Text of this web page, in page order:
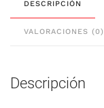
DESCRIPCIÓN
VALORACIONES (0)
Descripción